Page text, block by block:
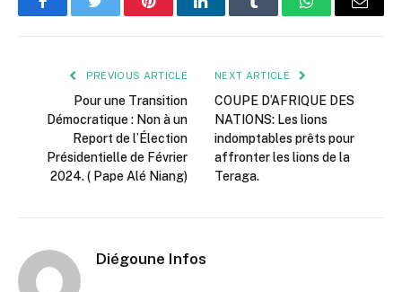
FacebookTwitter PinterestLinkedInTumblr WhatsAppEmail
PREVIOUS ARTICLE
Pour une Transition
Démocratique : Non à un
Report de l’Élection
Présidentielle de Février
2024. ( Pape Alé Niang)
NEXT ARTICLE
COUPE D’AFRIQUE DES
NATIONS: Les lions
indomptables prêts pour
affronter les lions de la
Teraga.
Diégoune Infos